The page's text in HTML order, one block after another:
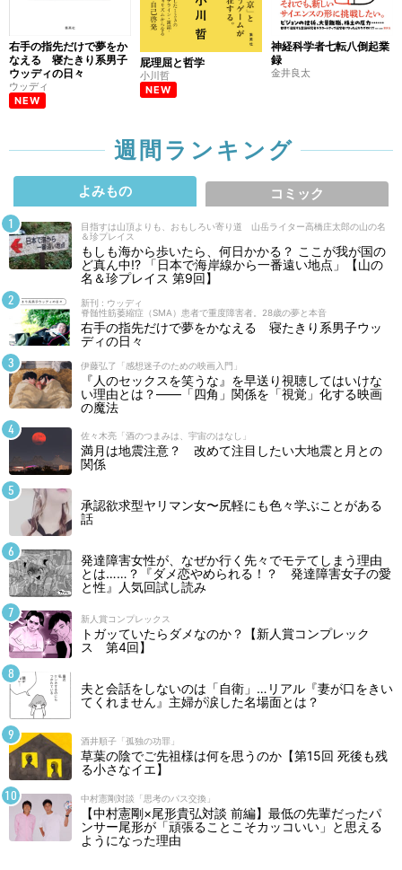
右手の指先だけで夢をか
なえる 寝たきり系男子
ウッディの日々
ウッディ
NEW
屁理屈と哲学
小川哲
NEW
神経科学者七転八倒起業
録
金井良太
週間ランキング
よみもの コミック
目指すは山頂よりも、おもしろい寄り道 山岳ライター高橋庄太郎の山の名
＆珍プレイス
もしも海から歩いたら、何日かかる？ ここが我が国の
ど真ん中!? 「日本で海岸線から一番遠い地点」【山の
名＆珍プレイス 第9回】
新刊 : ウッディ
脊髄性筋萎縮症（SMA）患者で重度障害者。28歳の夢と本音
右手の指先だけで夢をかなえる 寝たきり系男子ウッ
ディの日々
伊藤弘了「感想迷子のための映画入門」
『人のセックスを笑うな』を早送り視聴してはいけな
い理由とは？――「四角」関係を「視覚」化する映画
の魔法
佐々木亮「酒のつまみは、宇宙のはなし」
満月は地震注意？ 改めて注目したい大地震と月との
関係
承認欲求型ヤリマン女〜尻軽にも色々学ぶことがある
話
発達障害女性が、なぜか行く先々でモテてしまう理由
とは……？『ダメ恋やめられる！？ 発達障害女子の愛
と性』人気回試し読み
新人賞コンプレックス
トガッていたらダメなのか？【新人賞コンプレック
ス 第4回】
夫と会話をしないのは「自衛」…リアル『妻が口をきい
てくれません』主婦が涙した名場面とは？
酒井順子「孤独の功罪」
草葉の陰でご先祖様は何を思うのか【第15回 死後も残
る小さなイエ】
中村憲剛対談「思考のパス交換」
【中村憲剛×尾形貴弘対談 前編】最低の先輩だったパ
ンサー尾形が「頑張ることこそカッコいい」と思える
ようになった理由